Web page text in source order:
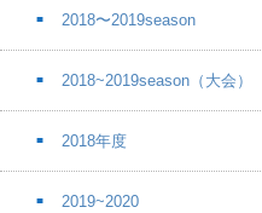
2018〜2019season
2018~2019season（大会）
2018年度
2019~2020